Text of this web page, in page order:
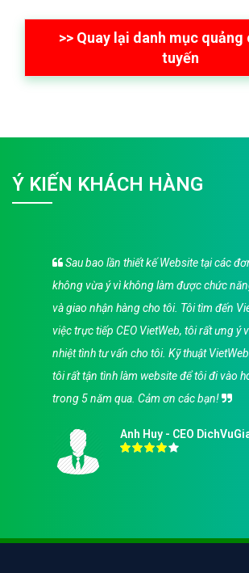
>> Quay lại danh mục
tuyến
Ý KIẾN KHÁCH HÀNG
Sau bao lần thiết kế Website tại các
không vừa ý vì không làm được chức
và giao nhận hàng cho tôi. Tôi tìm đến
việc trực tiếp CEO VietWeb, tôi rất ưng ý
nhiệt tình tư vấn cho tôi. Kỹ thuật
tôi rất tận tình làm website để tôi đi vào
trong 5 năm qua. Cảm ơn các bạn!
Anh Huy - CEO